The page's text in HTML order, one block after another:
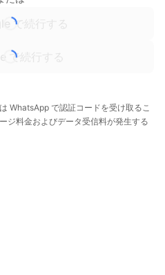
で続行する
で続行する
WhatsApp で認証コードを受け取るこ
ジ料金およびデータ受信料が発生する